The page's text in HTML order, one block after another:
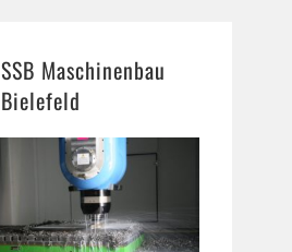
SSB Maschinenbau
Bielefeld